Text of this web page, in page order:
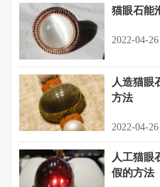
猫眼石能
2022-04-26
人造猫眼
方法
2022-04-26
人工猫眼
假的方法